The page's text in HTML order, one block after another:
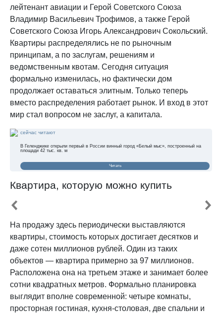
лейтенант авиации и Герой Советского Союза
Владимир Васильевич Трофимов, а также Герой
Советского Союза Игорь Александрович Сокольский.
Квартиры распределялись не по рыночным
принципам, а по заслугам, решениям и
ведомственным квотам. Сегодня ситуация
формально изменилась, но фактически дом
продолжает оставаться элитным. Только теперь
вместо распределения работает рынок. И вход в этот
мир стал вопросом не заслуг, а капитала.
сейчас читают
В Геленджике открыли первый в России винный город «Белый мыс», построенный на
площади 42 тыс. кв. м
Читать
Квартира, которую можно купить
На продажу здесь периодически выставляются
квартиры, стоимость которых достигает десятков и
даже сотен миллионов рублей. Один из таких
объектов — квартира примерно за 97 миллионов.
Расположена она на третьем этаже и занимает более
сотни квадратных метров. Формально планировка
выглядит вполне современной: четыре комнаты,
просторная гостиная, кухня-столовая, две спальни и